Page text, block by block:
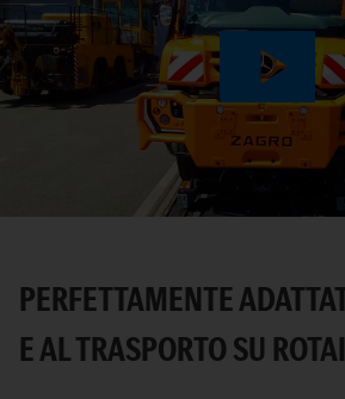
Play
PERFETTAMENTE
E AL TRASPORTO SU